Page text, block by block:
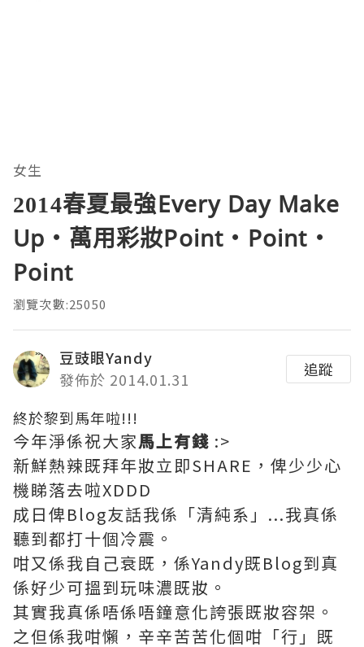
女生
2014春夏最強Every Day Make
Up‧萬用彩妝Point‧Point‧
Point
瀏覽次數:25050
豆豉眼Yandy
發佈於 2014.01.31
追蹤
終於黎到馬年啦!!!
今年淨係祝大家馬上有錢 :>
新鮮熱辣既拜年妝立即SHARE，俾少少心
機睇落去啦XDDD
成日俾Blog友話我係「清純系」...我真係
聽到都打十個冷震。
咁又係我自己衰既，係Yandy既Blog到真
係好少可搵到玩味濃既妝。
其實我真係唔係唔鐘意化誇張既妝容架。
之但係我咁懶，辛辛苦苦化個咁「行」既